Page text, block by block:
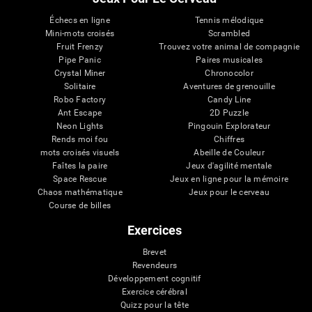
Échecs en ligne
Mini-mots croisés
Fruit Frenzy
Pipe Panic
Crystal Miner
Solitaire
Robo Factory
Ant Escape
Neon Lights
Rends moi fou
mots croisés visuels
Faîtes la paire
Space Rescue
Chaos mathématique
Course de billes
Tennis mélodique
Scrambled
Trouvez votre animal de compagnie
Paires musicales
Chronocolor
Aventures de grenouille
Candy Line
2D Puzzle
Pingouin Explorateur
Chiffres
Abeille de Couleur
Jeux d'agilité mentale
Jeux en ligne pour la mémoire
Jeux pour le cerveau
Exercices
Brevet
Revendeurs
Développement cognitif
Exercice cérébral
Quizz pour la tête